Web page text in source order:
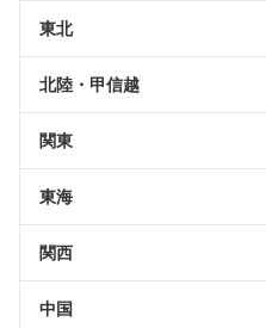
東北
北陸・甲信越
関東
東海
関西
中国